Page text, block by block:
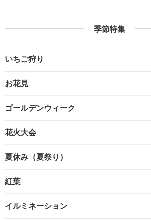
季節特集
いちご狩り
お花見
ゴールデンウィーク
花火大会
夏休み（夏祭り）
紅葉
イルミネーション